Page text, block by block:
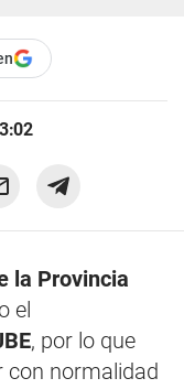
la Provincia
el
, por lo que
con normalidad